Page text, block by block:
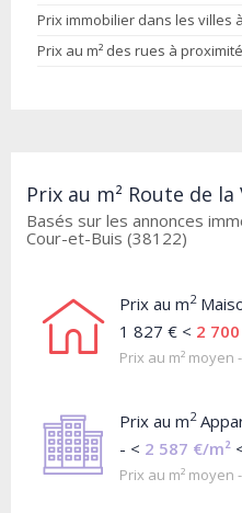
Prix immobilier dans les villes
Prix au m² des rues à proximité
Prix au m² Route de
Basés sur les annonces
Cour-et-Buis (38122)
Prix au m2
1 827 € < 2
Prix au m² moyen
Prix au m2
- < 2 587 €/m²
Prix au m² moyen